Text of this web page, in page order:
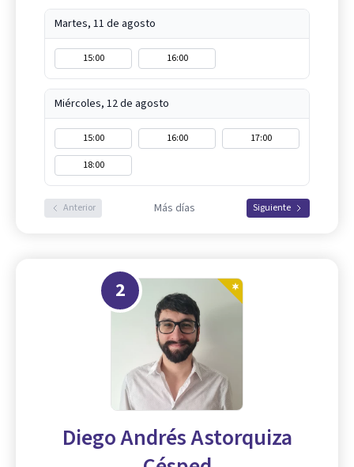
Martes, 11 de agosto
15:00 16:00
Miércoles, 12 de agosto
15:00 16:00
17:00
18:00
Anterior Más días Siguiente
2
Diego Andrés Astorquiza